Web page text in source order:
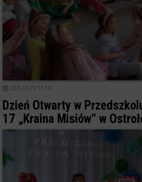
2025-03-21 11:59
Dzień Otwarty w
17 „Kraina Misiów” w